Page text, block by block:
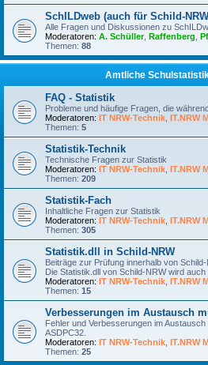
SchILDweb (auch für Schild-
Alle Fragen und Diskussionen zu
Moderatoren: A. Schüller, Raffenberg
Themen: 88
Amtliche Schulstatistik
FAQ - Statistik
Probleme und häufige Fragen, die
Moderatoren: IT NRW-Technik IT.NRW
Themen: 5
Statistik-Technik
Technische Fragen zur Statistik
Moderatoren: IT NRW-Technik IT.NRW
Themen: 209
Statistik-Fach
Inhaltliche Fragen zur Statistik
Moderatoren: IT NRW-Technik IT.NRW
Themen: 305
Statistik.dll in Schild-NRW
Beiträge zur Prüfung innerhalb von Schild-
Die Statistik.dll von Schild-NRW wird auch
Moderatoren: IT NRW-Technik IT.NRW
Themen: 15
Verbesserungen im Austausch
Fehler und Verbesserungen im
ASDPC32.
Moderatoren: IT NRW-Technik IT.NRW
Themen: 25